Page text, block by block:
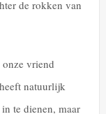
de rokken van
vriend
natuurlijk
te dienen, maar